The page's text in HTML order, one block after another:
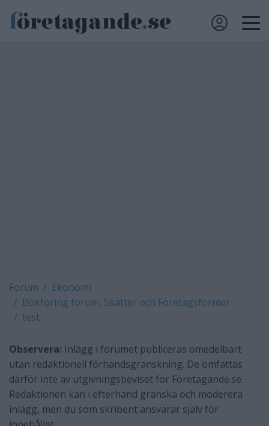
Forum
Ekonomi
Bokföring forum, Skatter och Företagsformer
test
Observera: Inlägg i forumet publiceras omedelbart
utan redaktionell förhandsgranskning. De omfattas
därför inte av utgivningsbeviset för Företagande.se.
Redaktionen kan i efterhand granska och moderera
inlägg, men du som skribent ansvarar själv för